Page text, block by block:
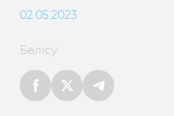
02.05.2023
Бөлісу